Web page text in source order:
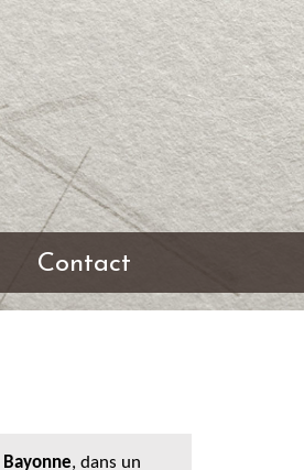
Contact
Bayonne, dans un